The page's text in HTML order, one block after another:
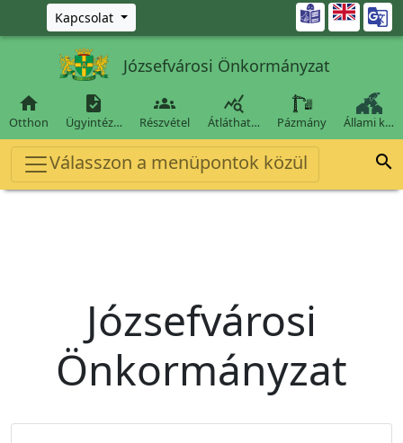
Ugrás a fő tartalomra
Kapcsolat 
Józsefvárosi Önkormányzat

Otthon

Ügyintéz…

Részvétel

Átláthat… Pázmány Állami k…
Válasszon a menüpontok közül 
Józsefvárosi
Önkormányzat